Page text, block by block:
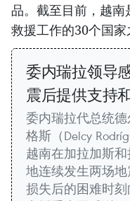
品。截至目前，越
救援工作的30个国家
委内瑞拉领导
震后提供支持
委内瑞拉代总统德
格斯（Delcy
越南在加拉加斯
地连续发生两场
损失后的困难时